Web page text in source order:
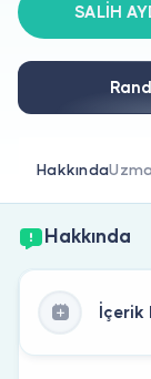
Doktorlar için
SALİH
Hakkında
Hakkında
İçerik